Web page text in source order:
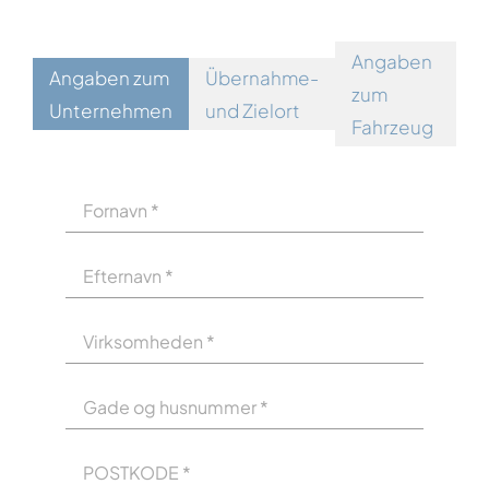
Nuværende
Angaben zum
Unternehmen
Übernahme-
und Zielort
Angaben
zum
Fahrzeug